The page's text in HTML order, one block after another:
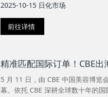
2025-10-15 日化市场
前往详情
精准匹配国际订单！CBE出
5 月 11 日，由 CBE 中国美容博览
幕。依托 CBE 深耕全球数十年的